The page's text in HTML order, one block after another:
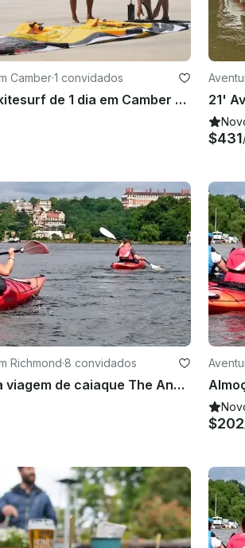
Camber·1 convidados
Curso de kitesurf de 1 dia em Camber Sands
$431
Richmond·8 convidados
Almoço na viagem de caiaque The Anglers - Richmond, Londres
$202